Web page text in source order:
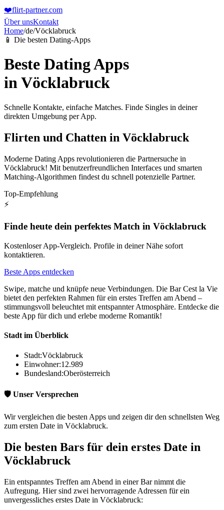
❤️flirt-partner.com
Über unsKontakt
Home/de/Vöcklabruck
📱 Die besten Dating-Apps
Beste Dating Apps
inVöcklabruck
Schnelle Kontakte, einfache Matches. Finde Singles in deiner
direkten Umgebung per App.
Flirten und Chatten in Vöcklabruck
Moderne Dating Apps revolutionieren die Partnersuche in
Vöcklabruck! Mit benutzerfreundlichen Interfaces und smarten
Matching-Algorithmen findest du schnell potenzielle Partner.
Top-Empfehlung
⚡
Finde heute dein perfektes Match in Vöcklabruck
Kostenloser App-Vergleich. Profile in deiner Nähe sofort
kontaktieren.
Beste Apps entdecken
Swipe, matche und knüpfe neue Verbindungen. Die Bar Cest la Vie
bietet den perfekten Rahmen für ein erstes Treffen am Abend –
stimmungsvoll beleuchtet mit entspannter Atmosphäre. Entdecke die
beste App für dich und erlebe moderne Romantik!
Stadt im Überblick
Stadt:Vöcklabruck
Einwohner:12.989
Bundesland:Oberösterreich
🛡️ Unser Versprechen
Wir vergleichen die besten Apps und zeigen dir den schnellsten Weg
zum ersten Date in Vöcklabruck.
Die besten Bars für dein erstes Date in
Vöcklabruck
Ein entspanntes Treffen am Abend in einer Bar nimmt die
Aufregung. Hier sind zwei hervorragende Adressen für ein
unvergessliches erstes Date in Vöcklabruck: